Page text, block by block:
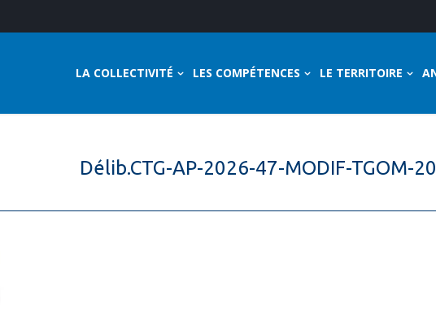
LA COLLECTIVITÉ LES COMPÉTENCES LE TERRITOIRE
Délib.CTG-AP-2026-47-MODIF-TGOM-